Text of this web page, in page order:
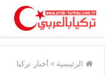
الرئيسية » أخبار تركيا